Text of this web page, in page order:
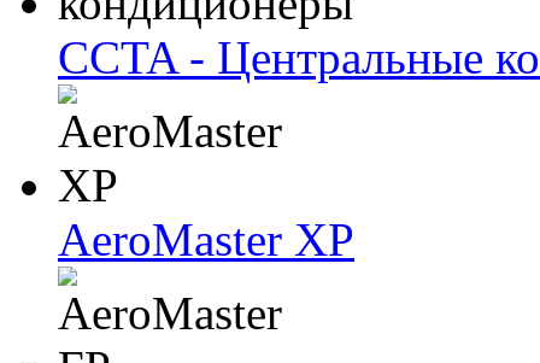
CCTA - Центральные
AeroMaster XP